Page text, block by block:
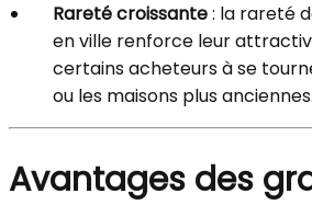
Rareté croissante: la rareté
en ville renforce leur
certains acheteurs à se
ou les maisons plus anciennes.
Avantages des